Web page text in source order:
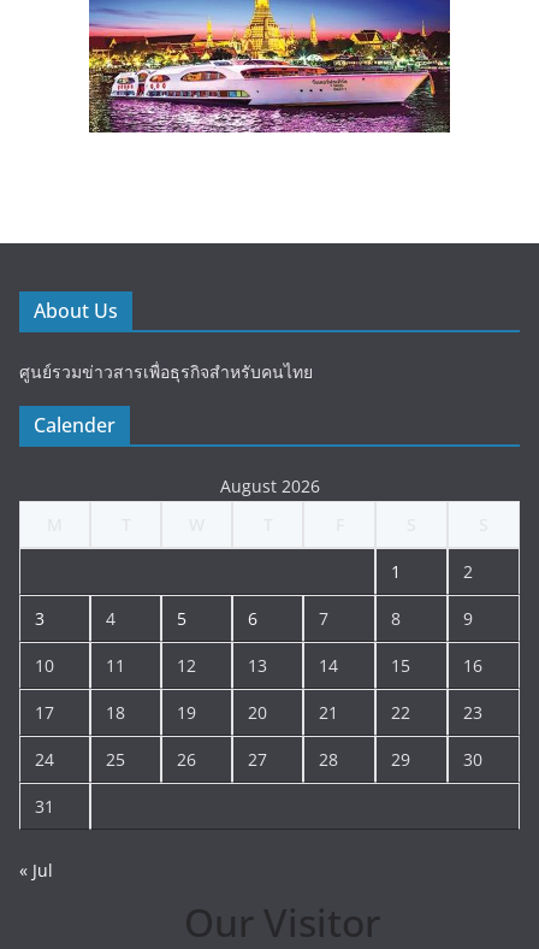
About Us
ศูนย์รวมข่าวสารเพื่อธุรกิจสำหรับคนไทย
Calender
August 2026
1 2
3 4 5 6 7 8 9
10 11 12 13 14 15 16
17 18 19 20 21 22 23
24 25 26 27 28 29 30
31
« Jul
Our Visitor